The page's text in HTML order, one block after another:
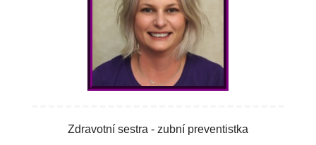
Zdravotní sestra - zubní preventistka